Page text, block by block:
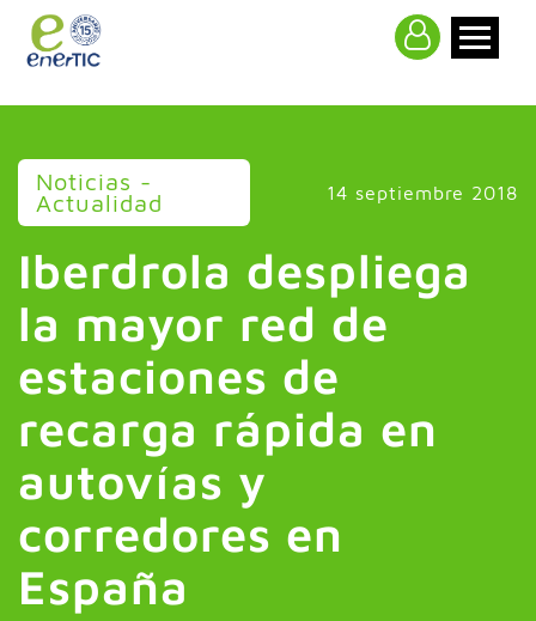
Noticias -
Actualidad 14 septiembre 2018
Iberdrola despliega
la mayor red de
estaciones de
recarga rápida en
autovías y
corredores en
España